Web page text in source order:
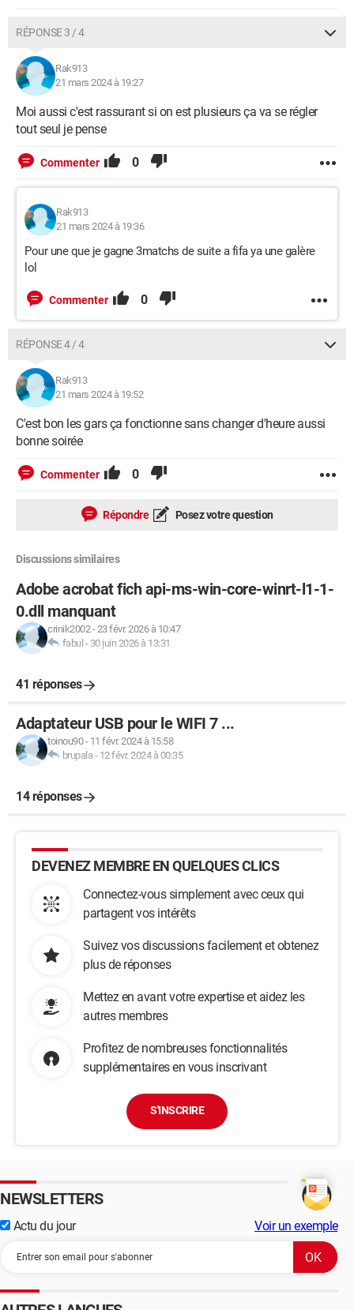
RÉPONSE 3 / 4
Rak913
21 mars 2024 à 19:27
Moi aussi c'est rassurant si on est plusieurs ça va se régler
tout seul je pense
Commenter 0
Rak913
21 mars 2024 à 19:36
Pour une que je gagne 3matchs de suite a fifa ya une galère
lol
Commenter 0
RÉPONSE 4 / 4
Rak913
21 mars 2024 à 19:52
C'est bon les gars ça fonctionne sans changer d'heure aussi
bonne soirée
Commenter 0
Répondre Posez votre question
Discussions similaires
Adobe acrobat fich api-ms-win-core-winrt-l1-1-
0.dll manquant
crinik2002-23 févr. 2026 à 10:47
fabul - 30 juin 2026 à 13:31
41 réponses
Adaptateur USB pour le WIFI 7 ...
toinou90- 11 févr. 2024 à 15:58
brupala - 12 févr. 2024 à 00:35
14 réponses
DEVENEZ MEMBRE EN QUELQUES CLICS
Connectez-vous simplement avec ceux qui
partagent vos intérêts
Suivez vos discussions facilement et obtenez
plus de réponses
Mettez en avant votre expertise et aidez les
autres membres
Profitez de nombreuses fonctionnalités
supplémentaires en vous inscrivant
S'INSCRIRE
NEWSLETTERS
Actu du jour Voir un exemple